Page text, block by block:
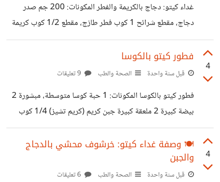
ويُصنع عادة من مكونات مثل: موز أخضر (نشا مقاوم) تحلية
طبيعية منخفضة الكربوهيدرات (مثل الإريثريتول أو ستيفيا)
زبدة لوز أو زيت جوز الهند خلاصة فانيليا
غداء كيتو: دجاج بالكريمة والفطر المكونات: 200 جم صدر
دجاج، مقطع شرائح 1 كوب فطر طازج، مقطع 1/2 كوب كريمة
طبخ كاملة الدسم 2 ملعقة كبيرة زبدة 2 فص ثوم مهروس ملح
طريقة التحضير: سخني الزبدة في مقلاة على نار متوسطة.
وتبليها بالملح والفلفل. اقلي الدجاج حتى يتحول لونه إلى
الذهبي. أضيفي الفطر وقلبي لمدة دقيقتين. اسكبي كريمة الطبخ،
أضيفي البابريكا
4
فطور كيتو بالكوسا
قبل سنة واحدة الصحة والطب
فطور كيتو بالكوسا المكونات: 1 حبة كوسا متوسطة، مبشورة 2
بيضة كبيرة 2 ملعقة كبيرة جبن كريم (كريم تشيز) 1/4 كوب
جبن موتزاريلا مبشور 1 ملعقة كبيرة زيت زيتون ملح وفلفل
حسب الرغبة رشة ثوم بودرة (اختياري) أوراق ريحان أو بقدونس
بمنشفة نظيفة لإزالة الماء الزائد. في وعاء، نخفق البيض مع جبن
4
🍽️ وصفة غداء كيتو: خرشوف محشي بالدجاج
والجبن
قبل سنة واحدة الصحة والطب